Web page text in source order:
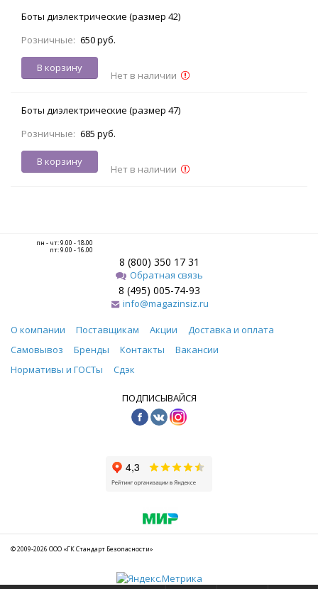
Боты диэлектрические (размер 42)
Розничные: 650 руб.
В корзину
Нет в наличии
Боты диэлектрические (размер 47)
Розничные: 685 руб.
В корзину
Нет в наличии
пн - чт: 9.00 - 18.00
пт: 9.00 - 16.00
8 (800) 350 17 31
Обратная связь
8 (495) 005-74-93
info@magazinsiz.ru
О компании Поставщикам Акции
Доставка и оплата
Самовывоз
Бренды Контакты
Вакансии
Нормативы и ГОСТы
Сдэк
ПОДПИСЫВАЙСЯ
© 2009-2026 ООО «ГК Стандарт Безопасности»